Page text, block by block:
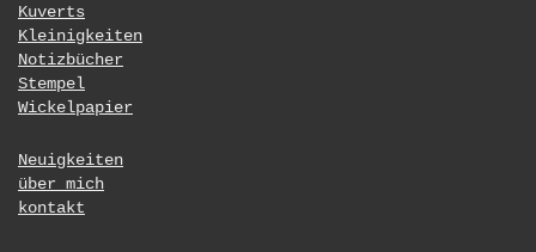
Kuverts
Kleinigkeiten
Notizbücher
Stempel
Wickelpapier
Neuigkeiten
über mich
kontakt